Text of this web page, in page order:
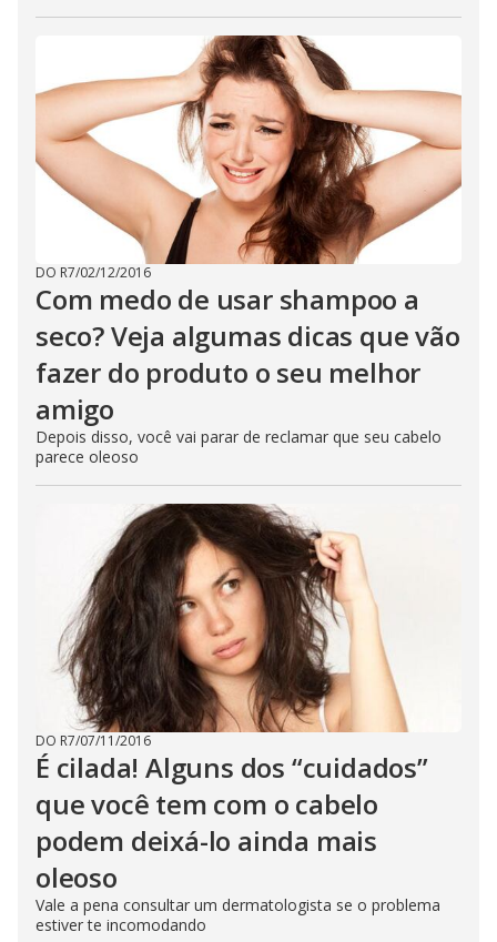
DO R7/02/12/2016
Com medo de usar shampoo a
seco? Veja algumas dicas que vão
fazer do produto o seu melhor
amigo
Depois disso, você vai parar de reclamar que seu cabelo
parece oleoso
DO R7/07/11/2016
É cilada! Alguns dos “cuidados”
que você tem com o cabelo
podem deixá-lo ainda mais
oleoso
Vale a pena consultar um dermatologista se o problema
estiver te incomodando